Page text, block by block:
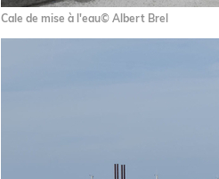
Cale de mise à l'eau© Albert Brel